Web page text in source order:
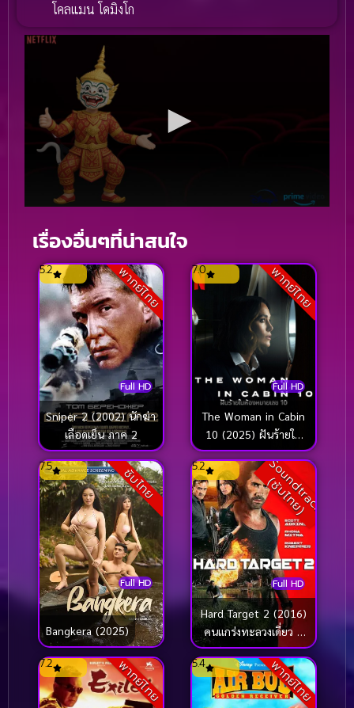
โคลแมน โดมิงโก
เรื่องอื่นๆที่น่าสนใจ
พากย์ไทย
Full HD
5.2
Sniper 2 (2002) นักฆ่า
เลือดเย็น ภาค 2
พากย์ไทย
Full HD
7.0
The Woman in Cabin
10 (2025) ฝันร้ายใน
ห้องหมายเลข 10
ซับไทย
Full HD
7.5
Bangkera (2025)
S
o
u
n
d
t
r
a
c
k
(
ซั
บ
ไ
ท
ย
)
Full HD
5.2
Hard Target 2 (2016)
คนแกร่งทะลวงเดี่ยว 2
[ซับไทย]
พากย์ไทย
7.2 พากย์ไทย
5.4